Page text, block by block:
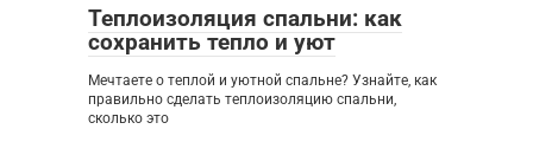
Теплоизоляция спальни: как
сохранить тепло и уют
Мечтаете о теплой и уютной спальне? Узнайте, как
правильно сделать теплоизоляцию спальни,
сколько это